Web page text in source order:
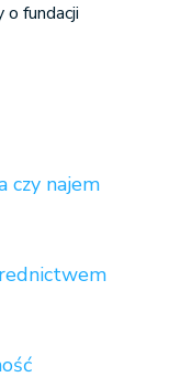
fundacji
czy najem